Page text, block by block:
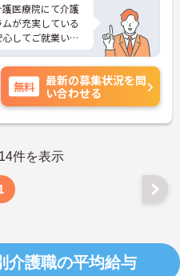
医療院にて介護
が充実している
してご就業いた
イフステージに
ます。
トなど、さらに
にご相談くださ
無料
最新の募集状況を問
い合わせる
件を表示
介護職の平均給与